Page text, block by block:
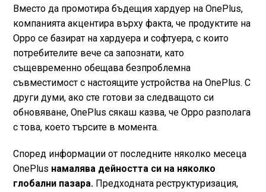
Вместо да промотира бъдещия хардуер на OnePlus,
компанията акцентира върху факта, че продуктите на
Oрро се базират на хардуера и софтуера, с които
потребителите вече са запознати, като
същевременно обещава безпроблемна
съвместимост с настоящите устройства на OnePlus. С
други думи, ако сте готови за следващото си
обновяване, OnePlus сякаш казва, че Oрро разполага
с това, което търсите в момента.
Според информации от последните няколко месеца
OnePlus намалява дейността си на няколко
глобални пазара.Предходната реструктуризация,